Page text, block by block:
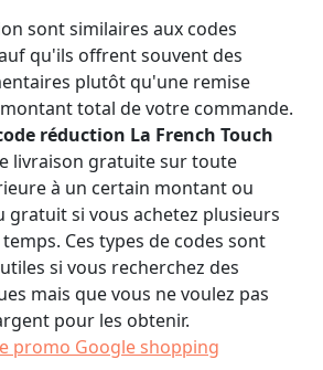
sont similaires aux codes
qu'ils offrent souvent des
plutôt qu'une remise
total de votre commande.
réduction La French Touch
livraison gratuite sur toute
à un certain montant ou
gratuit si vous achetez plusieurs
Ces types de codes sont
si vous recherchez des
mais que vous ne voulez pas
pour les obtenir.
promo Google shopping